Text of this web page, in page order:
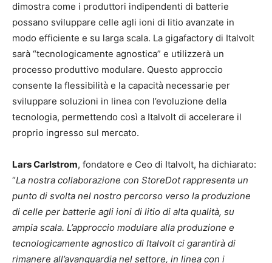
dimostra come i produttori indipendenti di batterie
possano sviluppare celle agli ioni di litio avanzate in
modo efficiente e su larga scala. La gigafactory di Italvolt
sarà “tecnologicamente agnostica” e utilizzerà un
processo produttivo modulare. Questo approccio
consente la flessibilità e la capacità necessarie per
sviluppare soluzioni in linea con l’evoluzione della
tecnologia, permettendo così a Italvolt di accelerare il
proprio ingresso sul mercato.
Lars Carlstrom, fondatore e Ceo di Italvolt, ha dichiarato:
“La nostra collaborazione con StoreDot rappresenta un
punto di svolta nel nostro percorso verso la produzione
di celle per batterie agli ioni di litio di alta qualità, su
ampia scala. L’approccio modulare alla produzione e
tecnologicamente agnostico di Italvolt ci garantirà di
rimanere all’avanguardia nel settore, in linea con i